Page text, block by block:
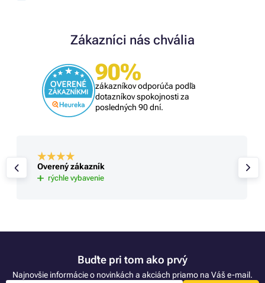
Zákazníci nás chvália
90%
zákazníkov odporúča podľa
dotazníkov spokojnosti za
posledných 90 dní.
Overený zákazník
rýchle vybavenie
Buďte pri tom ako prvý
Najnovšie informácie o novinkách a akciách priamo na Váš e-mail.